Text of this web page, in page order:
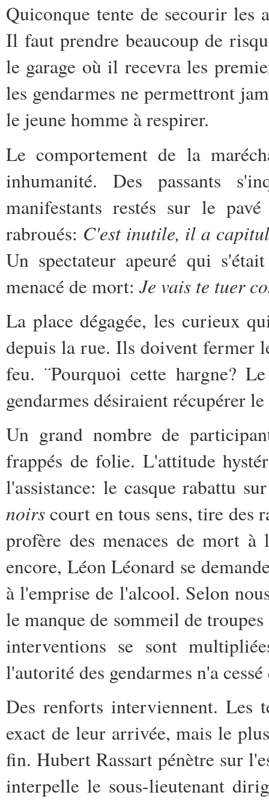
Quiconque tente de secourir les
Il faut prendre beaucoup de
le garage où il recevra les
les gendarmes ne permettront
le jeune homme à respirer.
Le comportement de la
inhumanité. Des passants
manifestants restés sur le
rabroués: C'est inutile, il a
Un spectateur apeuré qui
menacé de mort: Je vais te tuer
La place dégagée, les curieux
depuis la rue. Ils doivent fermer
feu. ¨Pourquoi cette hargne?
gendarmes désiraient récupérer
Un grand nombre de
frappés de folie. L'attitude
l'assistance: le casque rabattu
noirscourt en tous sens, tire des
profère des menaces de mort à
encore, Léon Léonard se
à l'emprise de l'alcool. Selon
le manque de sommeil de
interventions se sont
l'autorité des gendarmes n'a
Des renforts interviennent. Les
exact de leur arrivée, mais le
fin. Hubert Rassart pénètre sur
interpelle le sous-lieutenant